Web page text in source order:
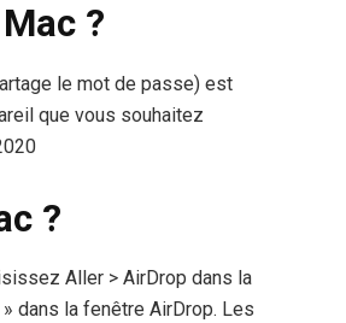
?
le mot de passe) est
que vous souhaitez
?
Aller > AirDrop dans la
dans la fenêtre AirDrop. Les